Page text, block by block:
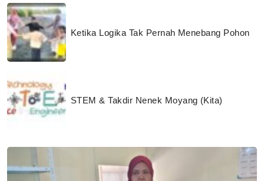
Ketika Logika Tak Pernah Menebang Pohon
STEM & Takdir Nenek Moyang (Kita)